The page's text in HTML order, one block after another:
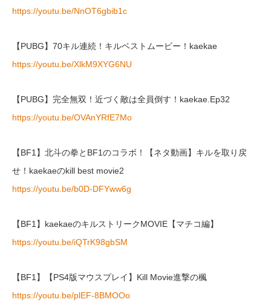
https://youtu.be/NnOT6gbib1c
【PUBG】70キル連続！キルベストムービー！kaekae
https://youtu.be/XlkM9XYG6NU
【PUBG】完全無双！近づく敵は全員倒す！kaekae.Ep32
https://youtu.be/OVAnYRfE7Mo
【BF1】北斗の拳とBF1のコラボ！【ネタ動画】キルを取り戻
せ！kaekaeのkill best movie2
https://youtu.be/b0D-DFYww6g
【BF1】kaekaeのキルストリークMOVIE【マチコ編】
https://youtu.be/iQTrK98gbSM
【BF1】【PS4版マウスプレイ】Kill Movie進撃の楓
https://youtu.be/plEF-8BMOOo